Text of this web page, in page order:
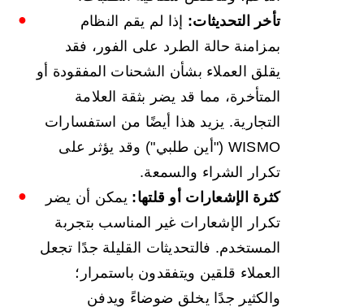
تأخر التحديثات: إذا لم يقم النظام
بمزامنة حالة الطرد على الفور، فقد
يقلق العملاء بشأن الشحنات المفقودة أو
المتأخرة، مما قد يضر بثقة العلامة
التجارية. يزيد هذا أيضًا من استفسارات
WISMO ("أين طلبي") وقد يؤثر على
تكرار الشراء والسمعة.
كثرة الإشعارات أو قلتها: يمكن أن يضر
تكرار الإشعارات غير المناسب بتجربة
المستخدم. فالتحديثات القليلة جدًا تجعل
العملاء قلقين ويتفقدون باستمرار؛
والكثير جدًا يخلق ضوضاءً ويدفن